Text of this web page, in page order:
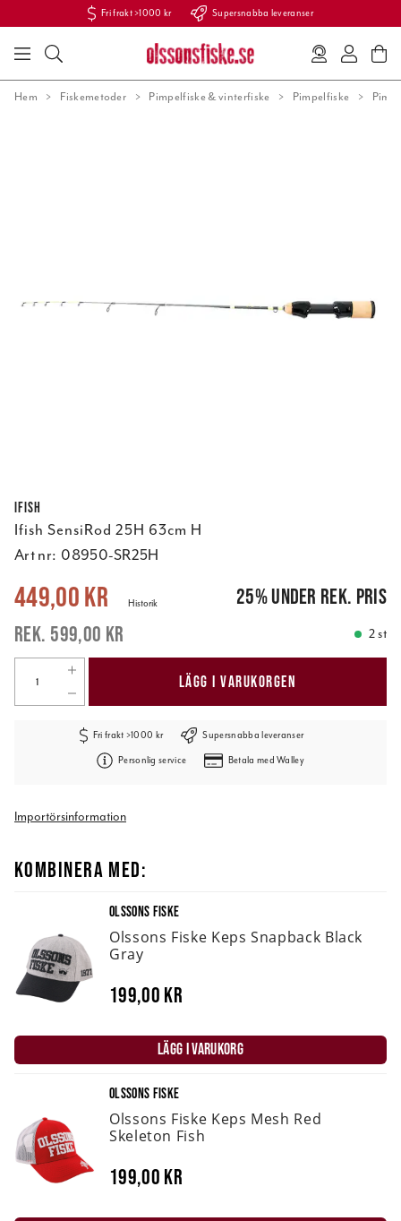
Fri frakt >1000 kr Supersnabba leveranser
Hem Fiskemetoder Pimpelfiske & vinterfiske Pimpelfiske
Ifish
Ifish SensiRod 25H 63cm H
Art nr: 08950-SR25H
Nuvarande pris:449,00 kr 599,00 kr
449,00 kr
599,00 kr
Historik 25%under rek. pris
2 st
LÄGG I VARUKORGEN
Fri frakt >1000 kr Supersnabba leveranser
Personlig service Betala med Walley
Importörsinformation
KOMBINERA MED:
OLSSONS FISKE
Olssons Fiske Keps Snapback Black
Gray
199,00 kr
LÄGG I VARUKORG
OLSSONS FISKE
Olssons Fiske Keps Mesh Red
Skeleton Fish
199,00 kr